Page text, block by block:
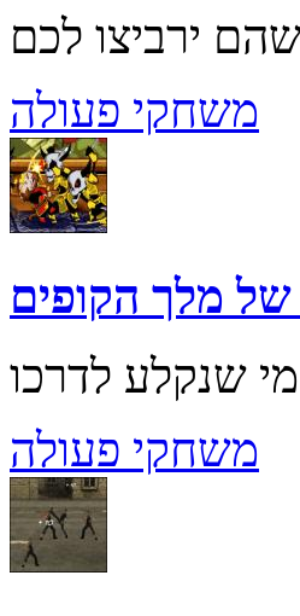
משחקי פעולה
מלך הקופים
משחקי פעולה